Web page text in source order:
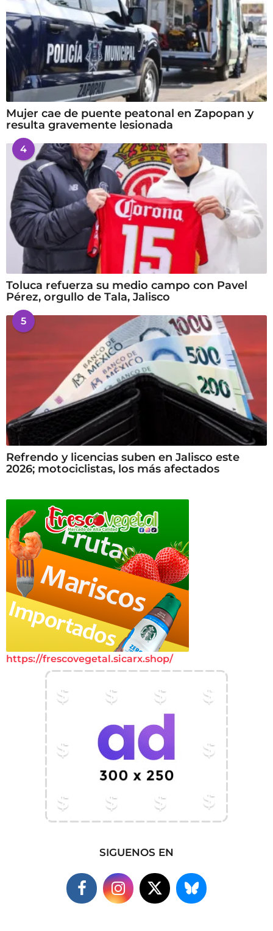
Mujer cae de puente peatonal en Zapopan y
resulta gravemente lesionada
4
Toluca refuerza su medio campo con Pavel
Pérez, orgullo de Tala, Jalisco
5
Refrendo y licencias suben en Jalisco este
2026; motociclistas, los más afectados
https://frescovegetal.sicarx.shop/
SIGUENOS EN